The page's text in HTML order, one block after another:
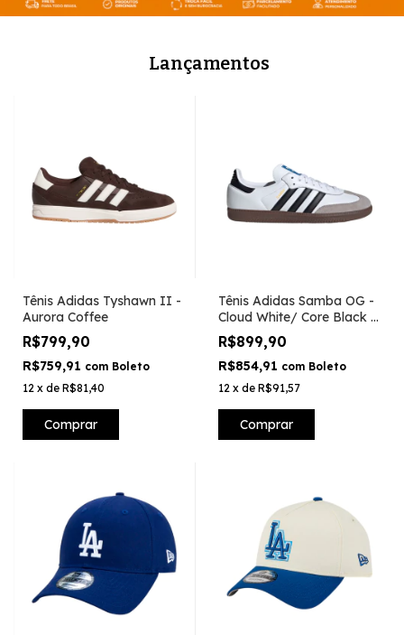
Lançamentos
Tênis Adidas Tyshawn II -
Aurora Coffee
R$799,90
R$759,91 com Boleto
12 x de R$81,40
Comprar
Tênis Adidas Samba OG -
Cloud White/ Core Black /
Clear Granite
R$899,90
R$854,91 com Boleto
12 x de R$91,57
Comprar